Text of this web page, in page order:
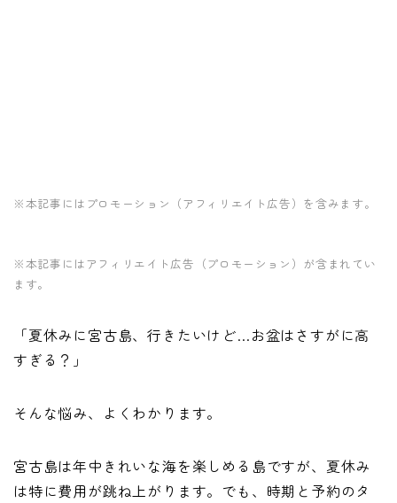
※本記事にはプロモーション（アフィリエイト広告）を含みます。
※本記事にはアフィリエイト広告（プロモーション）が含まれてい
ます。
「夏休みに宮古島、行きたいけど…お盆はさすがに高
すぎる？」
そんな悩み、よくわかります。
宮古島は年中きれいな海を楽しめる島ですが、夏休み
は特に費用が跳ね上がります。でも、時期と予約のタ